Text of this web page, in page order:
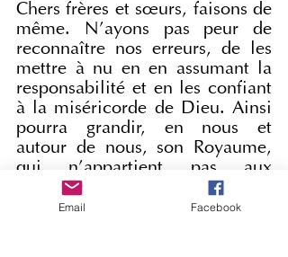
Chers frères et sœurs, faisons de
même. N'ayons pas peur de
reconnaître nos erreurs, de les
mettre à nu en en assumant la
responsabilité et en les confiant
à la miséricorde de Dieu. Ainsi
pourra grandir, en nous et
autour de nous, son Royaume,
qui n'appartient pas aux
orgueilleux, mais aux humbles,
et qui se cultive, dans la prière
Email Facebook